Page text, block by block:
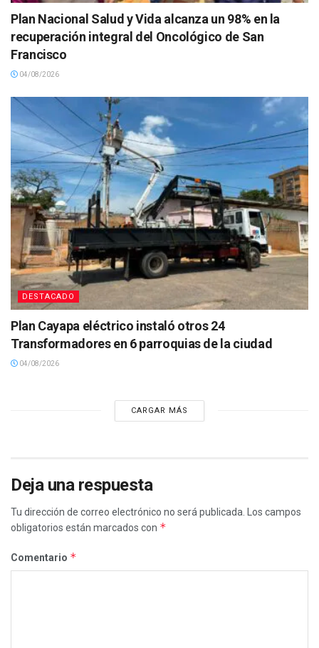
Plan Nacional Salud y Vida alcanza un 98% en la
recuperación integral del Oncológico de San
Francisco
04/08/2026
DESTACADO
Plan Cayapa eléctrico instaló otros 24
Transformadores en 6 parroquias de la ciudad
04/08/2026
CARGAR MÁS
Deja una respuesta
Tu dirección de correo electrónico no será publicada.
Los campos
obligatorios están marcados con *
Comentario *